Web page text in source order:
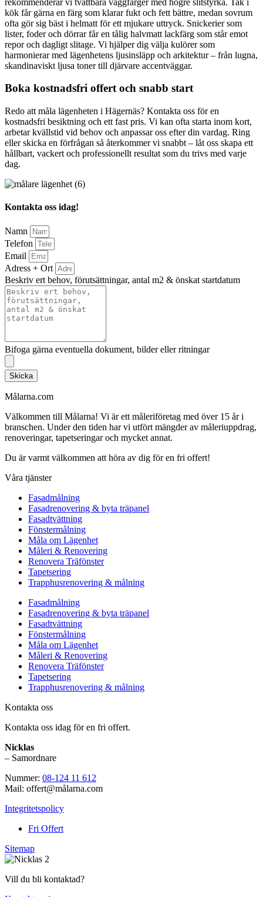
kök får gärna en färg som klarar fukt och fett bättre, medan sovrum
ofta gör sig bäst i helmatt för ett mjukare uttryck. Snickerier som
lister, foder och dörrar får en tålig halvmatt lackfärg som står emot
repor och dagligt slitage. Vi hjälper dig välja kulörer som
harmonierar med lägenhetens ljusinsläpp och arkitektur – från lugna,
skandinaviskt ljusa toner till djärvare accentväggar.
Boka kostnadsfri offert och snabb start
Redo att måla lägenheten i Hägernäs? Kontakta oss för en
kostnadsfri besiktning och ett fast pris. Vi kan ofta starta inom kort,
arbetar kvällstid vid behov och anpassar oss efter din vardag. Ring
eller skicka en förfrågan så återkommer vi snabbt – låt oss skapa ett
hållbart, vackert och professionellt resultat som du trivs med varje
dag.
Kontakta oss idag!
Namn
Telefon
Email
Adress + Ort
Beskriv ert behov, förutsättningar, antal m2 & önskat startdatum
Bifoga gärna eventuella dokument, bilder eller ritningar
Skicka
Målarna.com
Välkommen till Målarna! Vi är ett måleriföretag med över 15 år i
branschen. Under den tiden har vi utfört mängder av måleriuppdrag,
renoveringar, tapetseringar och mycket annat.
Du är varmt välkommen att höra av dig för en fri offert!
Våra tjänster
Fasadmålning
Fasadrenovering & byta träpanel
Fasadtvättning
Fönstermålning
Måla om Lägenhet
Måleri & Renovering
Renovera Träfönster
Tapetsering
Trapphusrenovering & målning
Fasadmålning
Fasadrenovering & byta träpanel
Fasadtvättning
Fönstermålning
Måla om Lägenhet
Måleri & Renovering
Renovera Träfönster
Tapetsering
Trapphusrenovering & målning
Kontakta oss
Kontakta oss idag för en fri offert.
Nicklas
– Samordnare
Nummer: 08-124 11 612
Mail: offert@målarna.com
Integritetspolicy
Fri Offert
Sitemap
Vill du bli kontaktad?